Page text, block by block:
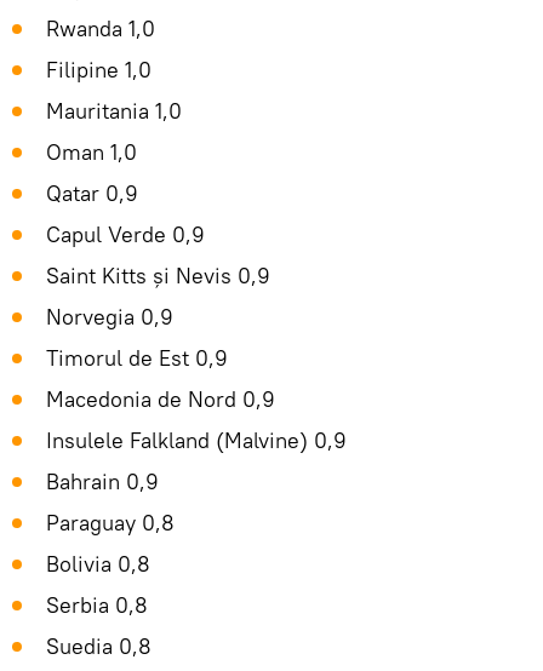
Rwanda 1,0
Filipine 1,0
Mauritania 1,0
Oman 1,0
Qatar 0,9
Capul Verde 0,9
Saint Kitts și Nevis 0,9
Norvegia 0,9
Timorul de Est 0,9
Macedonia de Nord 0,9
Insulele Falkland (Malvine) 0,9
Bahrain 0,9
Paraguay 0,8
Bolivia 0,8
Serbia 0,8
Suedia 0,8